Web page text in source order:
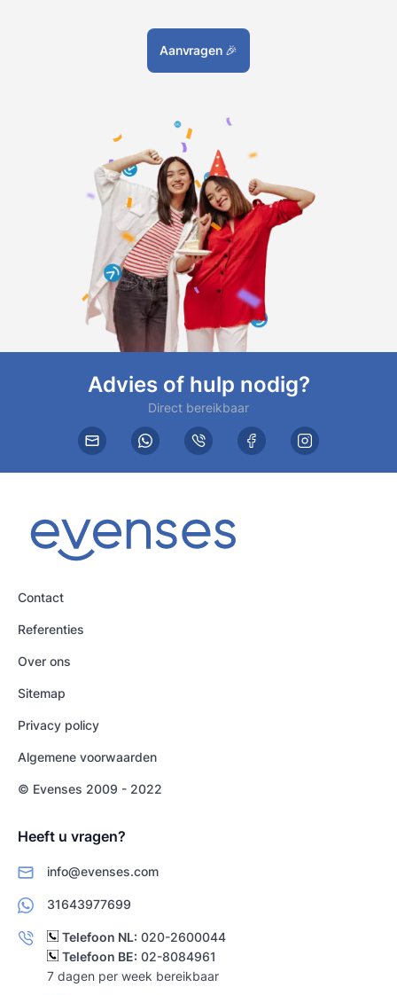
Aanvragen 🎉
Advies of hulp nodig?
Direct bereikbaar
Contact
Referenties
Over ons
Sitemap
Privacy policy
Algemene voorwaarden
© Evenses 2009 - 2022
Heeft u vragen?
info@evenses.com
31643977699
Telefoon NL: 020-2600044
Telefoon BE: 02-8084961
7 dagen per week bereikbaar